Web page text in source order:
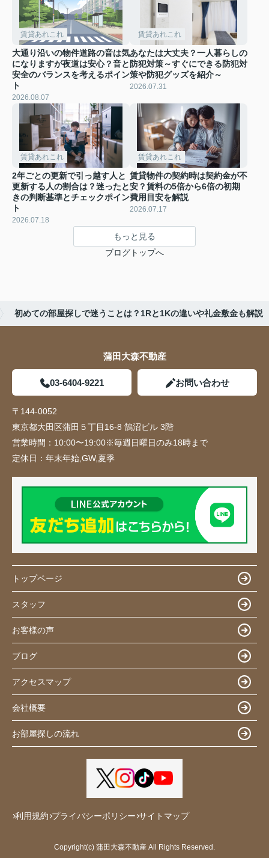
賃貸あれこれ
大通り沿いの物件道路の音は気
になりますが夜道は安心？音と
安全のバランスを考えるポイン
ト
2026.08.07
賃貸あれこれ
あなたは大丈夫？一人暮らしの
防犯対策～すぐにできる防犯対
策や防犯グッズを紹介～
2026.07.31
賃貸あれこれ
2年ごとの更新で引っ越す人と
更新する人の割合は？迷ったと
きの判断基準とチェックポイン
ト
2026.07.18
賃貸あれこれ
賃貸物件の契約時は契約金が不
安？賃料の5倍から6倍の初期
費用目安を解説
2026.07.17
もっと見る
ブログトップへ
初めての部屋探しで迷うことは？1Rと1Kの違いや礼金敷金も解説
蒲田大森不動産
03-6404-9221 お問い合わせ
〒144-0052
東京都大田区蒲田５丁目16-8 鵠沼ビル 3階
営業時間： 10:00〜19:00※毎週日曜日のみ18時まで
定休日： 年末年始,GW,夏季
トップページ
スタッフ
お客様の声
ブログ
アクセスマップ
会社概要
お部屋探しの流れ
利用規約 プライバシーポリシー サイトマップ
Copyright(c) 蒲田大森不動産 All Rights Reserved.